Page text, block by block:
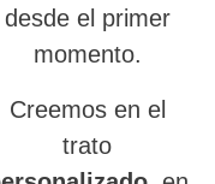
desde el primer
momento.
Creemos en el
trato